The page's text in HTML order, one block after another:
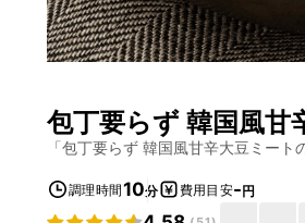
包丁要らず 韓国風甘
「包丁要らず 韓国風甘辛大豆ミート
調理時間10分 費用目安-円